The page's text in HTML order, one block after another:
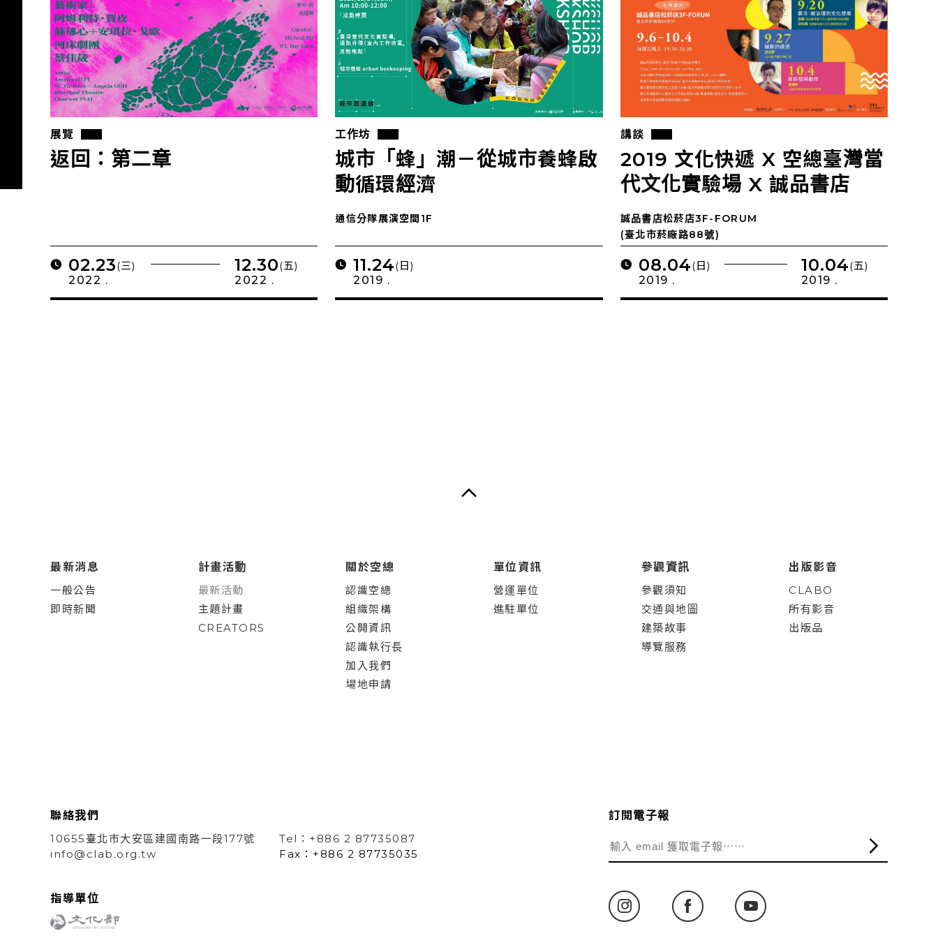
展覽
返回：第二章
02.23(三)
2022 .
12.30(五)
2022 .
工作坊
城市「蜂」潮－從城市養蜂啟
動循環經濟
通信分隊展演空間1F
11.24(日)
2019 .
講談
2019 文化快遞 X 空總臺灣當
代文化實驗場 X 誠品書店
《城市震盪》系列講座
誠品書店松菸店3F-FORUM
(臺北市菸廠路88號)
08.04(日)
2019 .
10.04(五)
2019 .
最新消息
一般公告
即時新聞
計畫活動
最新活動
主題計畫
CREATORS
關於空總
認識空總
組織架構
公開資訊
認識執行長
加入我們
場地申請
單位資訊
營運單位
進駐單位
參觀資訊
參觀須知
交通與地圖
建築故事
導覽服務
出版影音
CLABO
所有影音
出版品
聯絡我們
10655臺北市大安區建國南路一段177號
Tel：+886 2 87735087
info@clab.org.tw
Fax：+886 2 87735035
訂閱電子報
指導單位